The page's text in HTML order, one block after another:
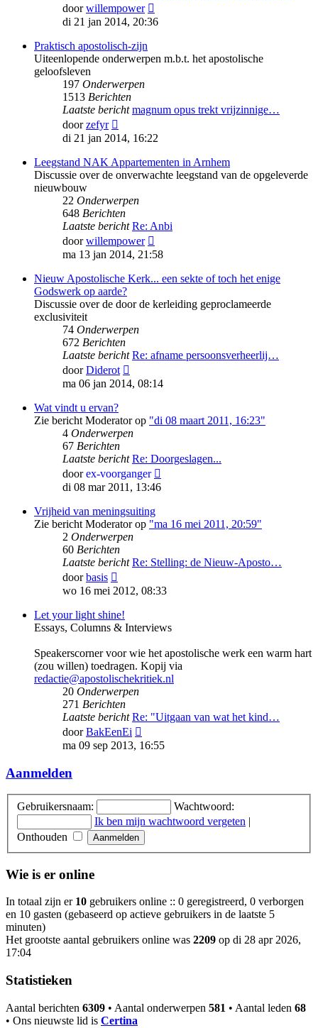
doorwillempower
laatste
di 21 jan 2014, 20:36
Praktisch apostolisch-zijn
Uiteenlopende onderwerpen m.b.t. het apostolische
geloofsleven
197 Onderwerpen
1513 Berichten
Laatste bericht magnum opus trekt vrijzinnige…
doorzefyr
laatste
bericht
di 21 jan 2014, 16:22
Leegstand NAK Appartementen in Arnhem
Discussie over de onverwachte leegstand van de opgeleverde
nieuwbouw
22 Onderwerpen
648 Berichten
Laatste bericht Re: Anbi
doorwillempower
laatste
ma 13 jan 2014, 21:58
Nieuw Apostolische Kerk... een sekte of toch het enige
Godswerk op aarde?
Discussie over de door de kerleiding geproclameerde
exclusiviteit
74 Onderwerpen
672 Berichten
Laatste bericht Re: afname persoonsverheerlij…
doorDiderot
laatste
bericht
ma 06 jan 2014, 08:14
Wat vindt u ervan?
Zie bericht Moderator op "di 08 maart 2011, 16:23"
4 Onderwerpen
67 Berichten
Laatste bericht Re: Doorgeslagen...
doorex-voorganger
di 08 mar 2011, 13:46
Vrijheid van meningsuiting
Zie bericht Moderator op "ma 16 mei 2011, 20:59"
2 Onderwerpen
60 Berichten
Laatste bericht Re: Stelling: de Nieuw-Aposto…
doorbasis
laatste
bericht
wo 16 mei 2012, 08:33
Let your light shine!
Essays, Columns & Interviews
Speakerscorner voor wie het apostolische werk een warm hart
(zou willen) toedragen. Kopij via
redactie@apostolischekritiek.nl
20 Onderwerpen
271 Berichten
Laatste bericht Re: "Uitgaan van wat het kind…
doorBakEenEi
laatste
ma 09 sep 2013, 16:55
Aanmelden
Gebruikersnaam:
Wachtwoord:
Ik ben mijn wachtwoord vergeten |
Onthouden
Wie is er online
In totaal zijn er 10 gebruikers online :: 0 geregistreerd, 0 verborgen
en 10 gasten (gebaseerd op actieve gebruikers in de laatste 5
minuten)
Het grootste aantal gebruikers online was 2209 op di 28 apr 2026,
17:04
Statistieken
Aantal berichten 6309 • Aantal onderwerpen 581 • Aantal leden 68
• Ons nieuwste lid is Certina